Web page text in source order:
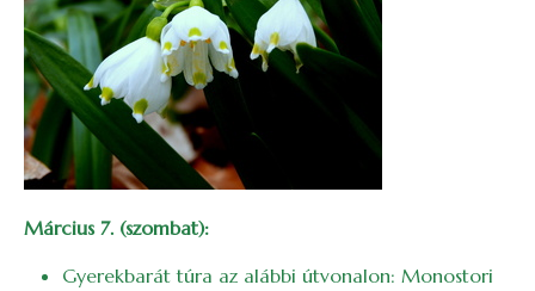
Március 7. (szombat):
Gyerekbarát túra az alábbi útvonalon: Monostori